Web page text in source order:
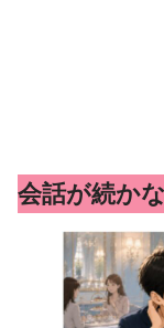
会話が続か